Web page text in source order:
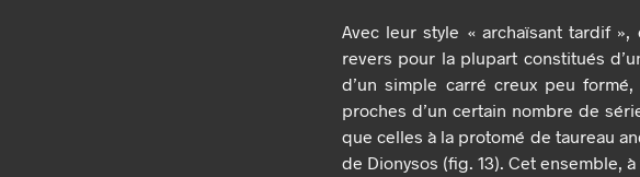
Avec leur style « archaïsant tardif
revers pour la plupart constitués
d’un simple carré creux peu
proches d’un certain nombre de
que celles à la protomé de taureau
de Dionysos (fig. 13). Cet ensemble,